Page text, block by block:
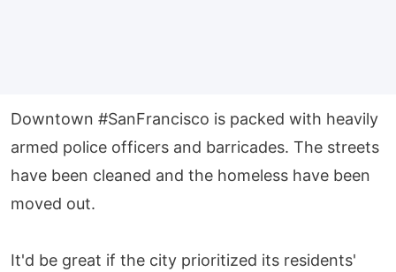
Downtown #SanFrancisco is packed with heavily
armed police officers and barricades. The streets
have been cleaned and the homeless have been
moved out.
It'd be great if the city prioritized its residents'